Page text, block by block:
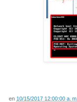
en 10/15/2017 12:00:00 a. m.